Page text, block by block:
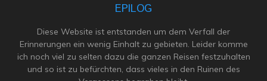
EPILOG
Diese Website ist entstanden um dem Verfall der
Erinnerungen ein wenig Einhalt zu gebieten. Leider komme
ich noch viel zu selten dazu die ganzen Reisen festzuhalten
und so ist zu befürchten, dass vieles in den Ruinen des